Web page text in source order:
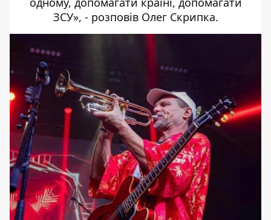
ЗСУ», - розповів Олег Скрипка.